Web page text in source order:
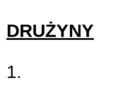
DRUŻYNY
1.